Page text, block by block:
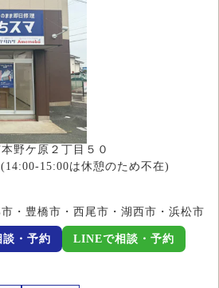
野ケ原２丁目５０
15:00は休憩のため不在)
・豊橋市・西尾市・湖西市・浜松市
談・予約 LINEで相談・予約